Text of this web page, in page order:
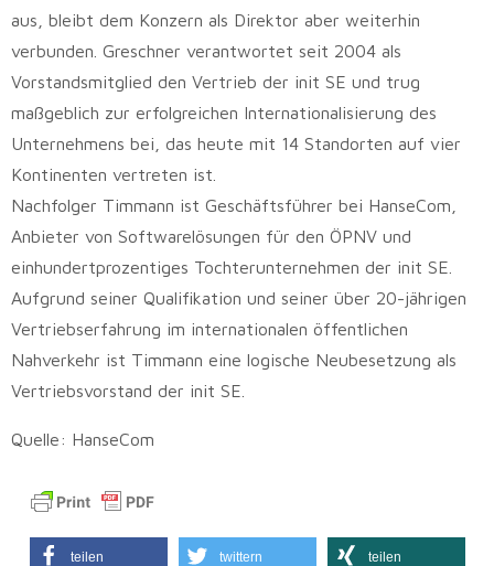
aus, bleibt dem Konzern als Direktor aber weiterhin
verbunden. Greschner verantwortet seit 2004 als
Vorstandsmitglied den Vertrieb der init SE und trug
maßgeblich zur erfolgreichen Internationalisierung des
Unternehmens bei, das heute mit 14 Standorten auf vier
Kontinenten vertreten ist.
Nachfolger Timmann ist Geschäftsführer bei HanseCom,
Anbieter von Softwarelösungen für den ÖPNV und
einhundertprozentiges Tochterunternehmen der init SE.
Aufgrund seiner Qualifikation und seiner über 20-jährigen
Vertriebserfahrung im internationalen öffentlichen
Nahverkehr ist Timmann eine logische Neubesetzung als
Vertriebsvorstand der init SE.
Quelle: HanseCom
teilen twittern teilen